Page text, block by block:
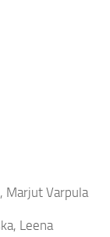
Varpula
Leena